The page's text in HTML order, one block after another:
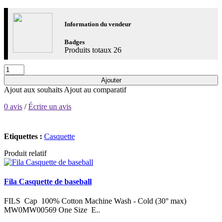
Information du vendeur
Badges
Produits totaux 26
Ajouter
Ajout aux souhaits Ajout au comparatif
0 avis /Écrire un avis
Etiquettes : Casquette
Produit relatif
Fila Casquette de baseball
FILS Cap 100% Cotton Machine Wash - Cold (30° max)
MW0MW00569 One Size E..